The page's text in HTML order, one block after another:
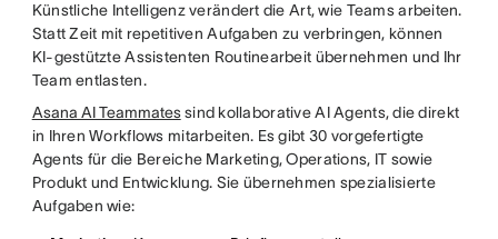
Künstliche Intelligenz verändert die Art, wie Teams arbeiten.
Statt Zeit mit repetitiven Aufgaben zu verbringen, können
KI-gestützte Assistenten Routinearbeit übernehmen und Ihr
Team entlasten.
Asana AI Teammatessind kollaborative AI Agents, die direkt
in Ihren Workflows mitarbeiten. Es gibt 30 vorgefertigte
Agents für die Bereiche Marketing, Operations, IT sowie
Produkt und Entwicklung. Sie übernehmen spezialisierte
Aufgaben wie: